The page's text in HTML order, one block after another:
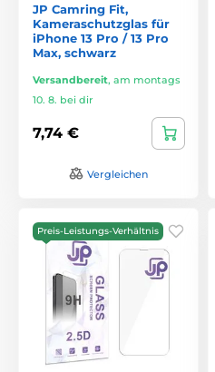
JP Camring Fit,
Kameraschutzglas für
iPhone 13 Pro / 13 Pro
Max, schwarz
Versandbereit, am montags
10. 8. bei dir
7,74 €
Vergleichen
Preis-Leistungs-Verhältnis